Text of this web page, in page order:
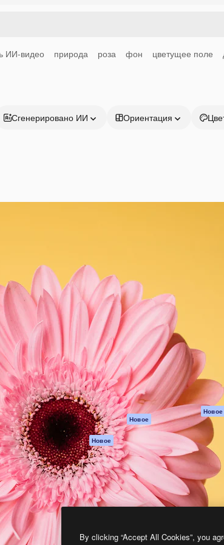
ИИ-видео природа роза фон цветущее поле
Сгенерировано ИИ Ориентация
1 миллиона
Продукция
Spaces
ИИ-помощник
Генератор
изображений ИИ
Генератор видео
ИИ
Генератор голоса
на основе ИИ
Стоковый контент
MCP для
Claude/ChatGPT
Новое
Агенты Новое
API
Мобильное
приложение
Все инструменты
Magnific
Документация по
Пакету ИИ
Служба
поддержки
Условия и
положения
Политика
Оригиналы Новое
Политика файлов
cookie
Центр доверия
Партнеры
Предприятие
By clicking “Accept All Cookies”, you